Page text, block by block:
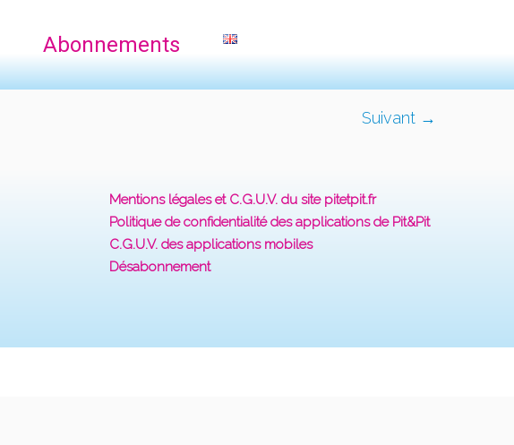
Abonnements
Suivant →
Mentions légales et C.G.U.V. du site pitetpit.fr
Politique de confidentialité des applications de Pit&Pit
C.G.U.V. des applications mobiles
Désabonnement